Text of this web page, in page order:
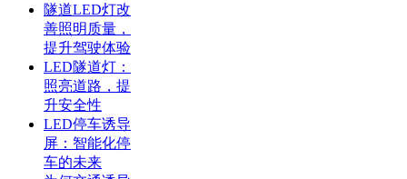
隧道LED灯改
善照明质量，
提升驾驶体验
LED隧道灯：
照亮道路，提
升安全性
LED停车诱导
屏：智能化停
车的未来